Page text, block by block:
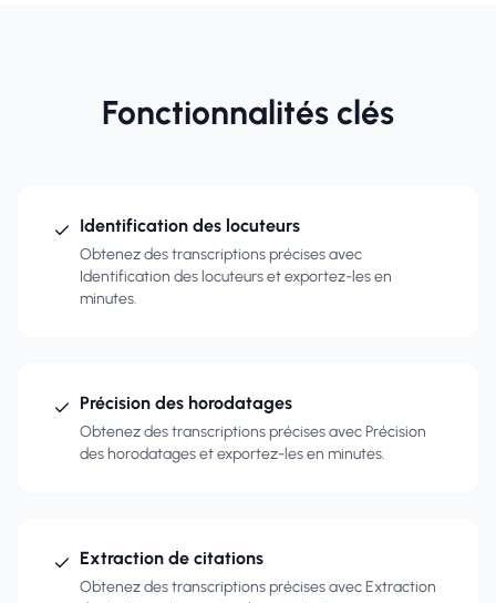
Fonctionnalités clés
Identification des locuteurs
Obtenez des transcriptions précises avec
Identification des locuteurs et exportez-les en
minutes.
Précision des horodatages
Obtenez des transcriptions précises avec Précision
des horodatages et exportez-les en minutes.
Extraction de citations
Obtenez des transcriptions précises avec Extraction